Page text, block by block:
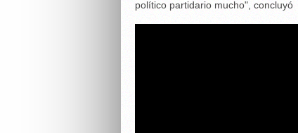
político partidario mucho", concluyó